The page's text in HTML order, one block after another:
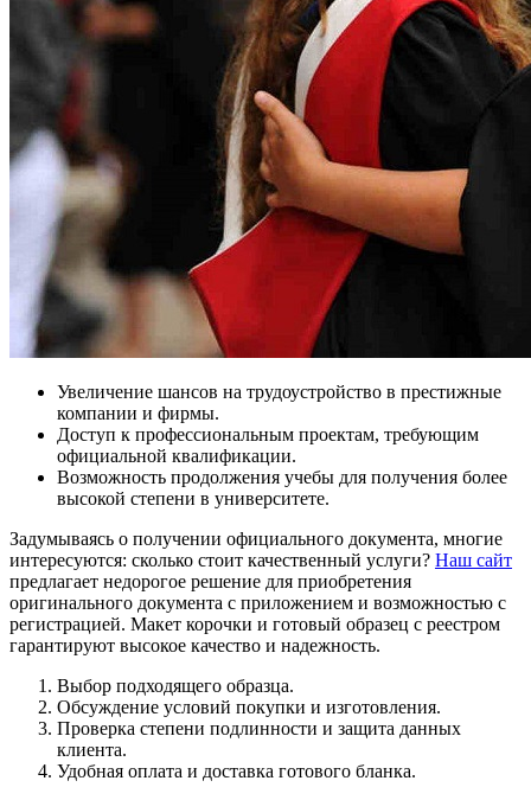
Увеличение шансов на трудоустройство в престижные
компании и фирмы.
Доступ к профессиональным проектам, требующим
официальной квалификации.
Возможность продолжения учебы для получения более
высокой степени в университете.
Задумываясь о получении официального документа, многие
интересуются: сколько стоит качественный услуги? Наш сайт
предлагает недорогое решение для приобретения
оригинального документа с приложением и возможностью с
регистрацией. Макет корочки и готовый образец с реестром
гарантируют высокое качество и надежность.
Выбор подходящего образца.
Обсуждение условий покупки и изготовления.
Проверка степени подлинности и защита данных
клиента.
Удобная оплата и доставка готового бланка.